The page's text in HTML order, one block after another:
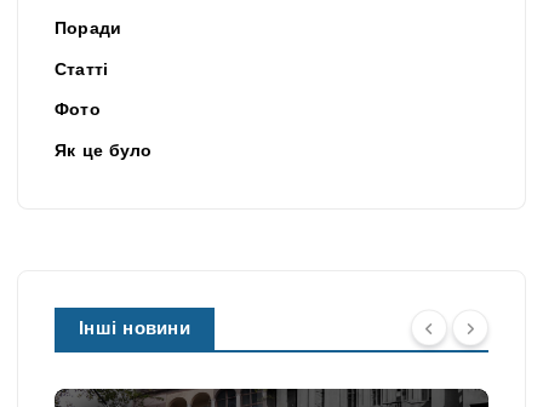
Поради
Статті
Фото
Як це було
Інші новини